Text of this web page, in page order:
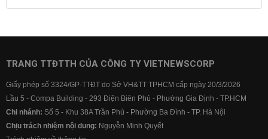
Lãi suất tiết kiệm
Lãi suất tiền gửi
Lãi suất ngân hàng BIDV
Lãi suất ngân hàng Vietcombank
TRANG TTĐTTH CỦA CÔNG TY VIETNEWSCORP
Giấy phép số 3324/GP-TTĐT do Sở VH&TT TPHCM cấp ngày 20/3/2026
Lầu 5 - Compa Building - 293 Điện Biên Phủ - Phường Gia Định - TP.HCM
Chi nhánh: Số 5 - Khu 38A Trần Phú - Phường Ba Đình - TP. Hà Nội
Chịu trách nhiệm nội dung: Nguyễn Minh Quyết